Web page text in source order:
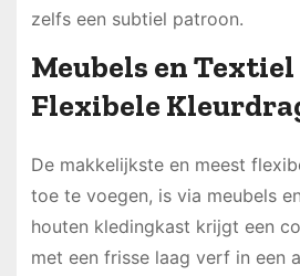
zelfs een subtiel patroon.
Meubels en Textiel
Flexibele
De makkelijkste en meest
toe te voegen, is via meubels
houten kledingkast krijgt een
met een frisse laag verf in een